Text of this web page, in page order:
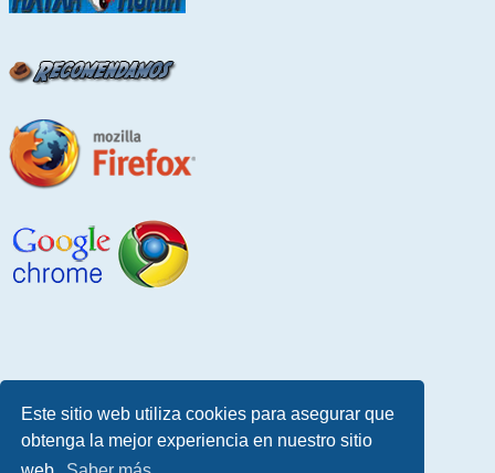
Este sitio web utiliza cookies para asegurar que
obtenga la mejor experiencia en nuestro sitio